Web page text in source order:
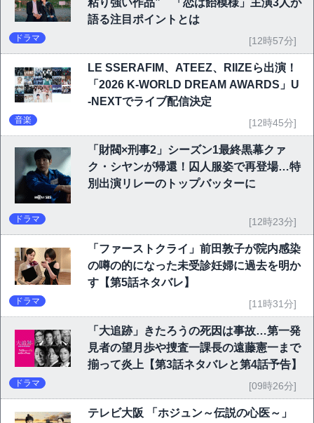
粘り強い作品” 「恋は飴模様」主演3人が
語る注目ポイントとは
ドラマ [12時57分]
LE SSERAFIM、ATEEZ、RIIZEら出演！
「2026 K-WORLD DREAM AWARDS」U
-NEXTでライブ配信決定
音楽 [12時45分]
「財閥×刑事2」シーズン1最終黒幕クァ
ク・シヤンが帰還！囚人服姿で再登場…特
別出演リレーのトップバッターに
ドラマ [12時23分]
「ファーストクライ」前田敦子が院内感染
の噂の的になった未受診妊婦に過去を明か
す【第5話ネタバレ】
ドラマ [11時31分]
「大追跡」きたろうの死因は事故…第一発
見者の望月歩や捜査一課長の遠藤憲一まで
揃って炎上【第3話ネタバレと第4話予告】
ドラマ [09時26分]
テレビ大阪 「ホジュン～伝説の心医～」